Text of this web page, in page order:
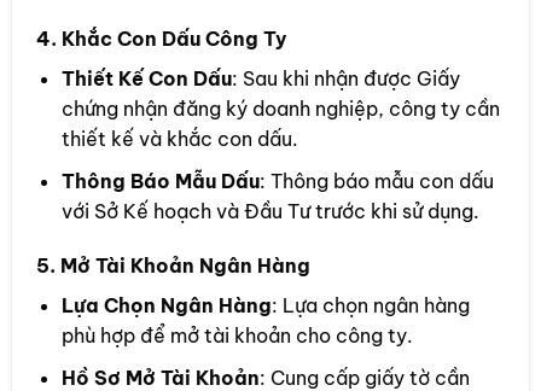
4. Khắc Con Dấu Công Ty
Thiết Kế Con Dấu: Sau khi nhận được Giấy
chứng nhận đăng ký doanh nghiệp, công ty cần
thiết kế và khắc con dấu.
Thông Báo Mẫu Dấu: Thông báo mẫu con dấu
với Sở Kế hoạch và Đầu Tư trước khi sử dụng.
5. Mở Tài Khoản Ngân Hàng
Lựa Chọn Ngân Hàng: Lựa chọn ngân hàng
phù hợp để mở tài khoản cho công ty.
Hồ Sơ Mở Tài Khoản: Cung cấp giấy tờ cần